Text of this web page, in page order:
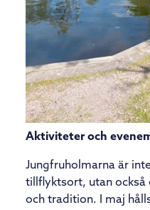
Aktiviteter och
Jungfruholmarna är
tillflyktsort, utan också
och tradition. I maj